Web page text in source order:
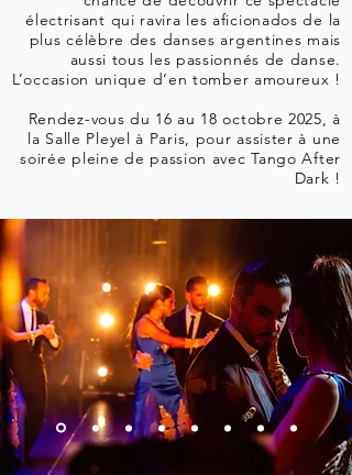
électrisant qui ravira les aficionados de la
plus célèbre des danses argentines mais
aussi tous les passionnés de danse.
L’occasion unique d’en tomber amoureux !
Rendez-vous du 16 au 18 octobre 2025, à
la Salle Pleyel à Paris, pour assister à une
soirée pleine de passion avec Tango After
Dark !